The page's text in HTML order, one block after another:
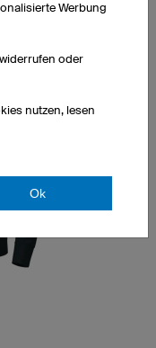
Werbung
oder
nutzen, lesen
Ok